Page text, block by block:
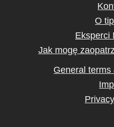
O
Eksperci
Jak mogę
General